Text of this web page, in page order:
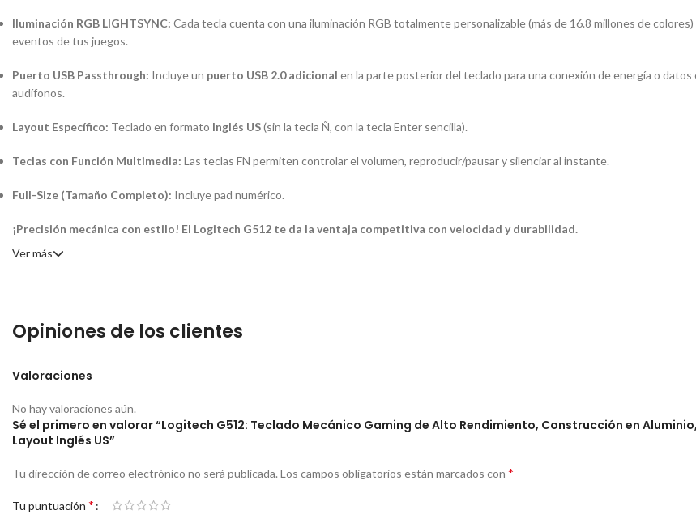
Iluminación RGB LIGHTSYNC: Cada tecla cuenta con una iluminación RGB totalmente personalizable (más de 16.8 millones de
eventos de tus juegos.
Puerto USB Passthrough: Incluye un puerto USB 2.0 adicional en la parte posterior del teclado para una conexión de energía o
audífonos.
Layout Específico: Teclado en formato Inglés US(sin la tecla Ñ, con la tecla Enter sencilla).
Teclas con Función Multimedia: Las teclas FN permiten controlar el volumen, reproducir/pausar y silenciar al instante.
Full-Size (Tamaño Completo): Incluyepad numérico.
¡Precisión mecánica con estilo! El Logitech G512 te da la ventaja competitiva con velocidad y durabilidad.
Ver más
Opiniones de los clientes
Valoraciones
No hay valoraciones aún.
Sé el primero en valorar “Logitech G512: Teclado Mecánico Gaming de Alto Rendimiento, Construcción en Aluminio,
Layout Inglés US”
Tu dirección de correo electrónico no será publicada. Los campos obligatorios están marcados con *
Tu puntuación *